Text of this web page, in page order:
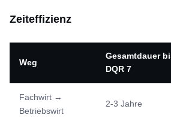
Zeiteffizienz
Weg
Gesamtdauer
DQR 7
Fachwirt →
Betriebswirt
2-3 Jahre